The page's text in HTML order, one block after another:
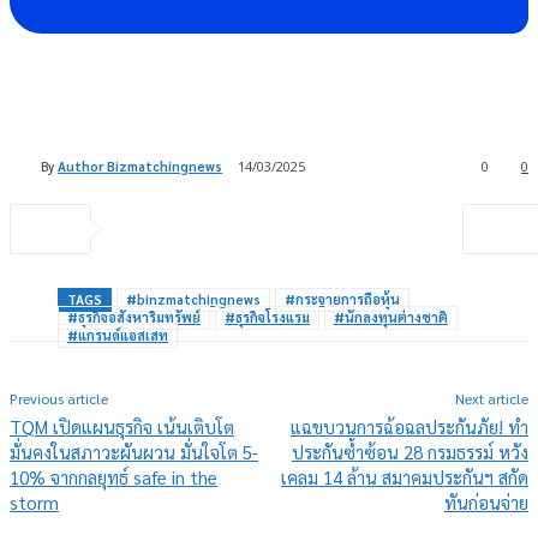
By Author Bizmatchingnews 14/03/2025 0
0
TAGS #binzmatchingnews
#กระจายการถือหุ้น
#ธุรกิจอสังหาริมทรัพย์
#ธุรกิจโรงแรม
#นักลงทุนต่างชาติ
#แกรนด์แอสเสท
Previous article
TQM เปิดแผนธุรกิจ เน้นเติบโต
มั่นคงในสภาวะผันผวน มั่นใจโต 5-
10% จากกลยุทธ์ safe in the
storm
Next article
แฉขบวนการฉ้อฉลประกันภัย! ทำ
ประกันซ้ำซ้อน 28 กรมธรรม์ หวัง
เคลม 14 ล้าน สมาคมประกันฯ สกัด
ทันก่อนจ่าย